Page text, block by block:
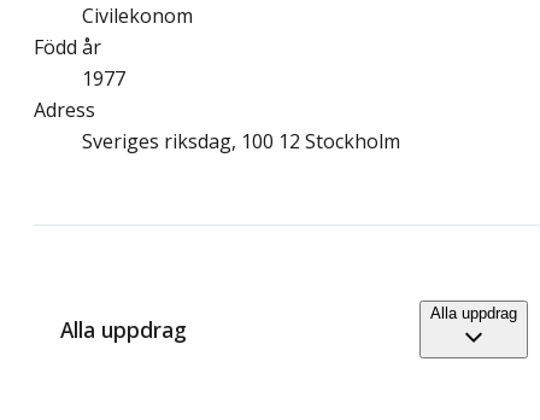
Civilekonom
Född år
1977
Adress
Sveriges riksdag, 100 12 Stockholm
Alla uppdrag
Alla uppdrag